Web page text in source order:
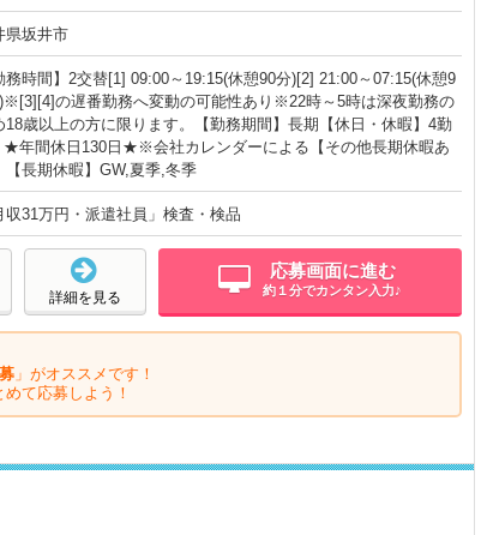
県坂井市
務時間】2交替[1] 09:00～19:15(休憩90分)[2] 21:00～07:15(休憩9
の遅番勤務へ変動の可能性あり※22時～5時は深夜勤務の
18歳以上の方に限ります。【勤務期間】長期【休日・休暇】4勤
★年間休日130日★※会社カレンダーによる【その他長期休暇あ
【長期休暇】GW,夏季,冬季
収31万円・派遣社員」検査・検品
応募画面に進む
約１分でカンタン入力♪
詳細を見る
」がオススメです！
て応募しよう！